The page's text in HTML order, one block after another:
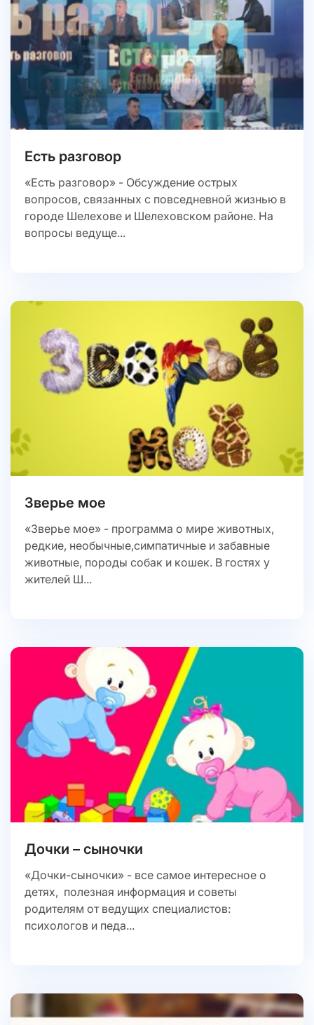
Есть разговор
«Есть разговор» - Обсуждение острых
вопросов, связанных с повседневной жизнью в
городе Шелехове и Шелеховском районе. На
вопросы ведуще...
Зверье мое
«Зверье мое» - программа о мире животных,
редкие, необычные,симпатичные и забавные
животные, породы собак и кошек. В гостях у
жителей Ш...
Дочки – сыночки
«Дочки-сыночки» - все самое интересное о
детях, полезная информация и советы
родителям от ведущих специалистов:
психологов и педа...